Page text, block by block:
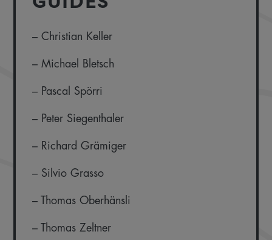
– Christian Keller
– Michael Bletsch
– Pascal Spörri
– Peter Siegenthaler
– Richard Grämiger
– Silvio Grasso
– Thomas Oberhänsli
– Thomas Zeltner